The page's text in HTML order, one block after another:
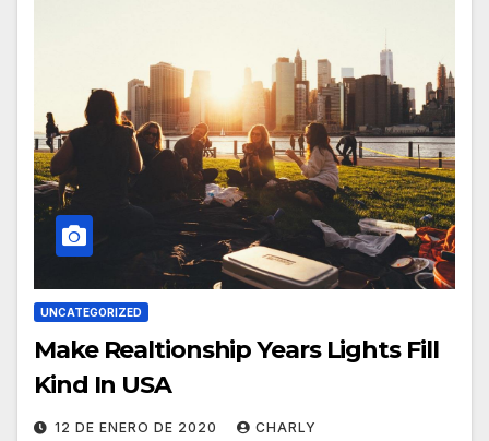
UNCATEGORIZED
Make Realtionship Years Lights Fill
Kind In USA
12 DE ENERO DE 2020 CHARLY